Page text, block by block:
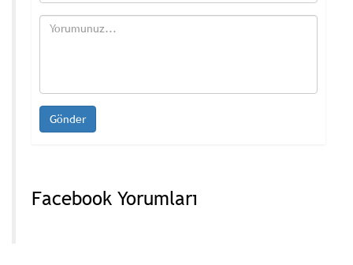
Facebook Yorumları